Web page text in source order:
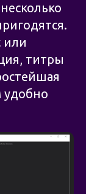
или
титры
удобно